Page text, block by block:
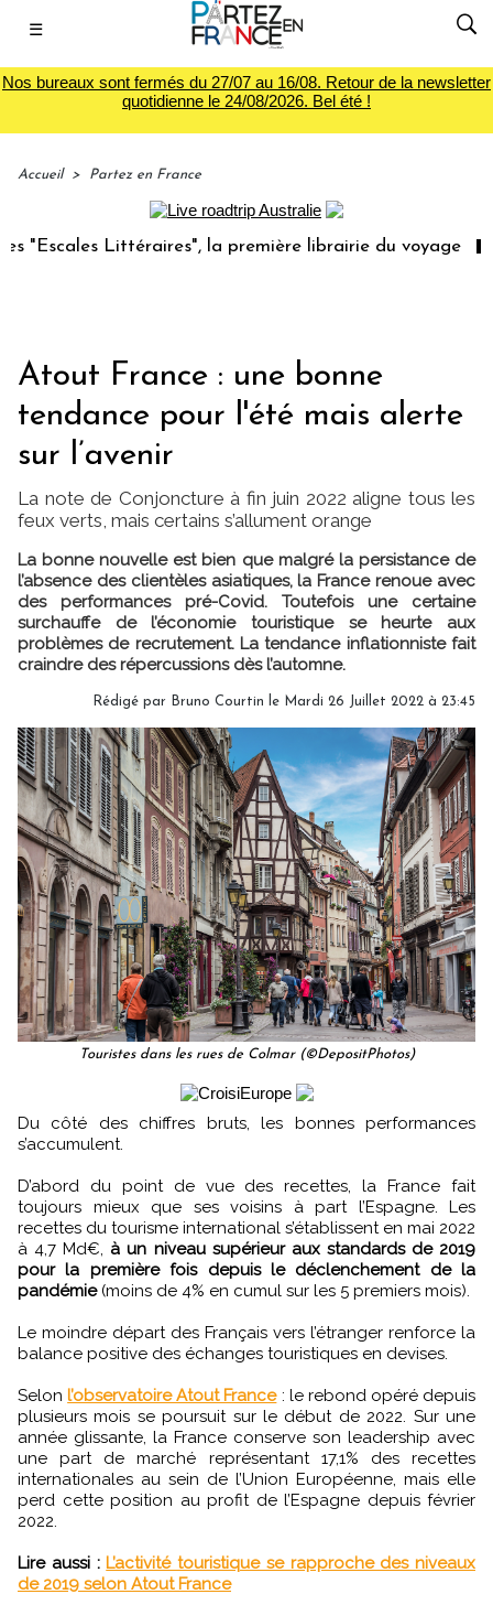
☰
Nos bureaux sont fermés du 27/07 au 16/08. Retour de la newsletter
quotidienne le 24/08/2026. Bel été !
Accueil > Partez en France
la première librairie du voyage Le groupe
Atout France : une bonne
tendance pour l'été mais alerte
sur l’avenir
La note de Conjoncture à fin juin 2022 aligne tous les
feux verts, mais certains s’allument orange
La bonne nouvelle est bien que malgré la persistance de
l’absence des clientèles asiatiques, la France renoue avec
des performances pré-Covid. Toutefois une certaine
surchauffe de l’économie touristique se heurte aux
problèmes de recrutement. La tendance inflationniste fait
craindre des répercussions dès l’automne.
Rédigé par Bruno Courtin le Mardi 26 Juillet 2022 à 23:45
Touristes dans les rues de Colmar (©DepositPhotos)
Du côté des chiffres bruts, les bonnes performances
s’accumulent.
D’abord du point de vue des recettes, la France fait
toujours mieux que ses voisins à part l’Espagne. Les
recettes du tourisme international s’établissent en mai 2022
à 4,7 Md€, à un niveau supérieur aux standards de 2019
pour la première fois depuis le déclenchement de la
pandémie(moins de 4% en cumul sur les 5 premiers mois).
Le moindre départ des Français vers l’étranger renforce la
balance positive des échanges touristiques en devises.
Selonl’observatoire Atout France: le rebond opéré depuis
plusieurs mois se poursuit sur le début de 2022. Sur une
année glissante, la France conserve son leadership avec
une part de marché représentant 17,1% des recettes
internationales au sein de l’Union Européenne, mais elle
perd cette position au profit de l’Espagne depuis février
2022.
Lire aussi : L’activité touristique se rapproche des niveaux
de 2019 selon Atout France